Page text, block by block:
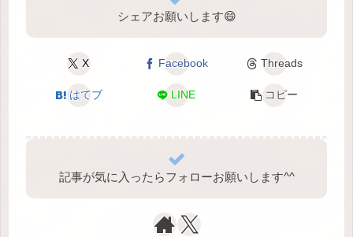
シェアお願いします😄
X Facebook Threads
はてブ LINE コピー
記事が気に入ったらフォローお願いします^⁠^⁠